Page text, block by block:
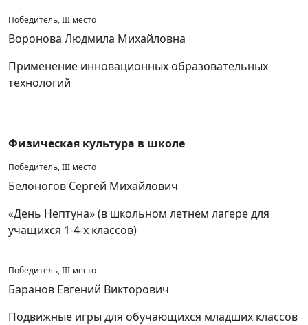
Победитель, III место
Воронова Людмила Михайловна
Применение инновационных образовательных
технологий
Физическая культура в школе
Победитель, III место
Белоногов Сергей Михайлович
«День Нептуна» (в школьном летнем лагере для
учащихся 1-4-х классов)
Победитель, III место
Баранов Евгений Викторович
Подвижные игры для обучающихся младших классов